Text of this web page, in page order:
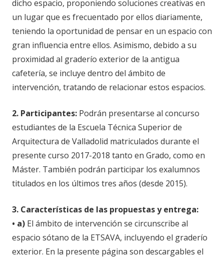
dicho espacio, proponiendo soluciones creativas en
un lugar que es frecuentado por ellos diariamente,
teniendo la oportunidad de pensar en un espacio con
gran influencia entre ellos. Asimismo, debido a su
proximidad al graderío exterior de la antigua
cafetería, se incluye dentro del ámbito de
intervención, tratando de relacionar estos espacios.
2. Participantes: Podrán presentarse al concurso
estudiantes de la Escuela Técnica Superior de
Arquitectura de Valladolid matriculados durante el
presente curso 2017-2018 tanto en Grado, como en
Máster. También podrán participar los exalumnos
titulados en los últimos tres años (desde 2015).
3. Características de las propuestas y entrega:
• a) El ámbito de intervención se circunscribe al
espacio sótano de la ETSAVA, incluyendo el graderío
exterior. En la presente página son descargables el